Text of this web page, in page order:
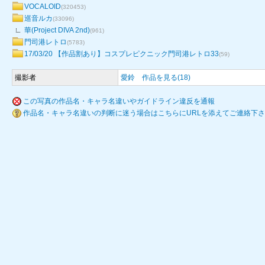
VOCALOID(320453)
巡音ルカ(33096)
華(Project DIVA 2nd)(961)
門司港レトロ(5783)
17/03/20 【作品割あり】コスプレピクニック門司港レトロ33(59)
撮影者 愛鈴 作品を見る(18)
この写真の作品名・キャラ名違いやガイドライン違反を通報
作品名・キャラ名違いの判断に迷う場合はこちらにURLを添えてご連絡下